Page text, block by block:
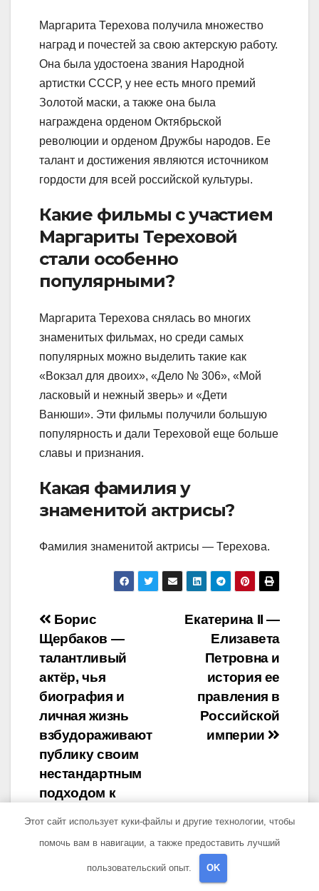
Маргарита Терехова получила множество
наград и почестей за свою актерскую работу.
Она была удостоена звания Народной
артистки СССР, у нее есть много премий
Золотой маски, а также она была
награждена орденом Октябрьской
революции и орденом Дружбы народов. Ее
талант и достижения являются источником
гордости для всей российской культуры.
Какие фильмы с участием
Маргариты Тереховой
стали особенно
популярными?
Маргарита Терехова снялась во многих
знаменитых фильмах, но среди самых
популярных можно выделить такие как
«Вокзал для двоих», «Дело № 306», «Мой
ласковый и нежный зверь» и «Дети
Ванюши». Эти фильмы получили большую
популярность и дали Тереховой еще больше
славы и признания.
Какая фамилия у
знаменитой актрисы?
Фамилия знаменитой актрисы — Терехова.
Навигация
по
записям
Екатерина II —
Елизавета
Петровна и
история ее
правления в
Российской
империи
Борис
Щербаков —
талантливый
актёр, чья
биография и
личная жизнь
взбудораживают
публику своим
нестандартным
подходом к
оригинальным
жизненным
принципам.
Этот сайт использует куки-файлы и другие технологии, чтобы
помочь вам в навигации, а также предоставить лучший
пользовательский опыт. OK